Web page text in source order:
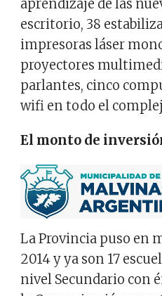
aprendizaje de las
escritorio, 38
impresoras láser
proyectores
parlantes, cinco
wifi en todo el
El monto de
La Provincia puso en
2014 y ya son 17
nivel Secundario con